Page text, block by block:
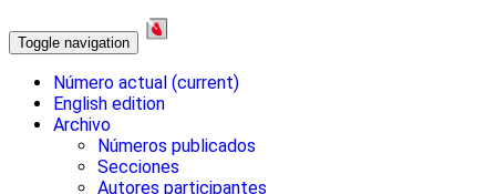
Toggle navigation
Número actual (current)
English edition
Archivo
Números publicados
Secciones
Autores participantes